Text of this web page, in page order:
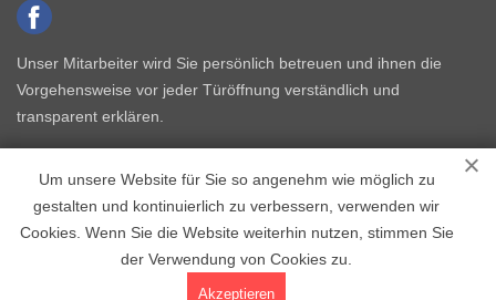
Um unsere Website für Sie so angenehm wie möglich zu
gestalten und kontinuierlich zu verbessern, verwenden wir
Cookies. Wenn Sie die Website weiterhin nutzen, stimmen Sie
der Verwendung von Cookies zu.
Akzeptieren
Unser Mitarbeiter wird Sie persönlich betreuen und ihnen die
Vorgehensweise vor jeder Türöffnung verständlich und
transparent erklären.
Copyright © 2015 - 2026 Schlüsseldienst NRW